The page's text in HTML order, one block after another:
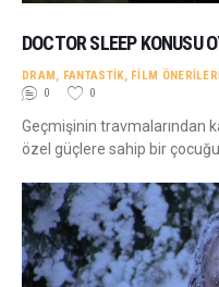
DOCTOR SLEEP KONUSU
DRAM, FANTASTIK, FILM
0
0
Geçmişinin travmalarından
özel güçlere sahip bir